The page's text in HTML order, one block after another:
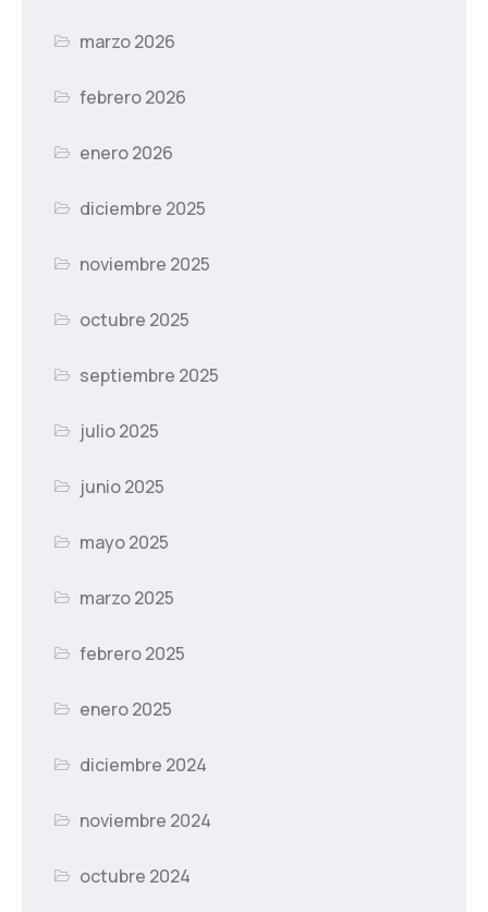
marzo 2026
febrero 2026
enero 2026
diciembre 2025
noviembre 2025
octubre 2025
septiembre 2025
julio 2025
junio 2025
mayo 2025
marzo 2025
febrero 2025
enero 2025
diciembre 2024
noviembre 2024
octubre 2024